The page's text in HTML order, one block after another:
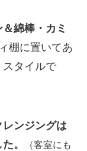
綿棒・カミ
棚に置いてあ
スタイルで
ンジングは
。
（客室にも